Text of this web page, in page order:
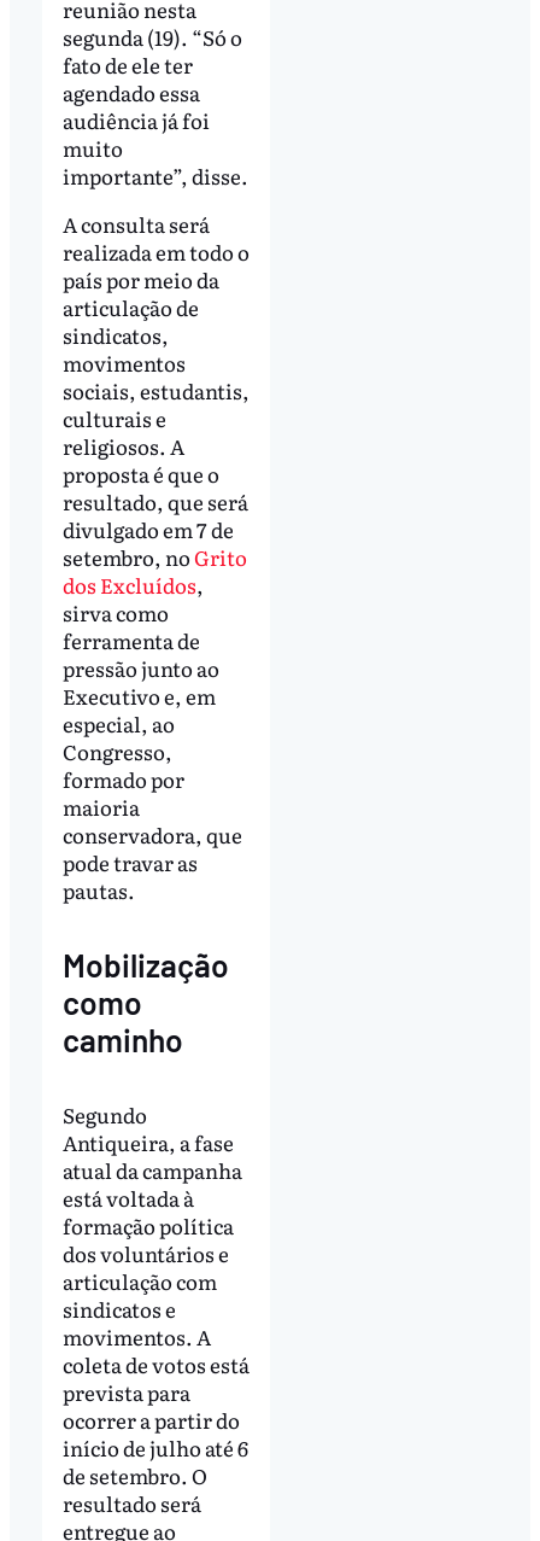
reunião nesta
segunda (19). “Só o
fato de ele ter
agendado essa
audiência já foi
muito
importante”, disse.
A consulta será
realizada em todo o
país por meio da
articulação de
sindicatos,
movimentos
sociais, estudantis,
culturais e
religiosos. A
proposta é que o
resultado, que será
divulgado em 7 de
setembro, noGrito
dos Excluídos,
sirva como
ferramenta de
pressão junto ao
Executivo e, em
especial, ao
Congresso,
formado por
maioria
conservadora, que
pode travar as
pautas.
Mobilização
como
caminho
Segundo
Antiqueira, a fase
atual da campanha
está voltada à
formação política
dos voluntários e
articulação com
sindicatos e
movimentos. A
coleta de votos está
prevista para
ocorrer a partir do
início de julho até 6
de setembro. O
resultado será
entregue ao